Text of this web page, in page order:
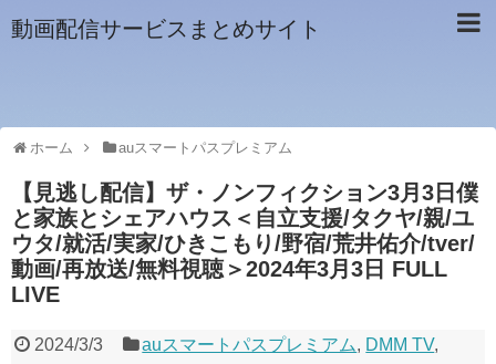
動画配信サービスまとめサイト
ホーム auスマートパスプレミアム
【見逃し配信】ザ・ノンフィクション3月3日僕
と家族とシェアハウス＜自立支援/タクヤ/親/ユ
ウタ/就活/実家/ひきこもり/野宿/荒井佑介/tver/
動画/再放送/無料視聴＞2024年3月3日 FULL
LIVE
2024/3/3 auスマートパスプレミアム, DMM TV,